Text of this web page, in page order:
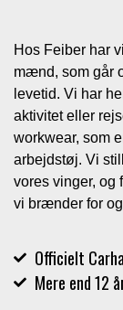
Hos Feiber har
mænd, som går
levetid. Vi har
aktivitet eller
workwear, som
arbejdstøj. Vi
vores vinger, og
vi brænder for
Officielt
Mere end 12